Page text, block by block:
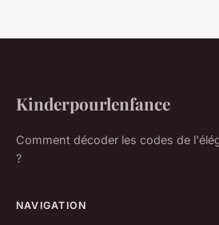
Kinderpourlenfance
Comment décoder les codes de
?
NAVIGATION